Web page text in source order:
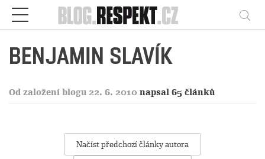
Respekt
BENJAMIN SLAVÍK
Od založení blogu 22. 6. 2010 napsal 65 článků
Načíst předchozí články autora